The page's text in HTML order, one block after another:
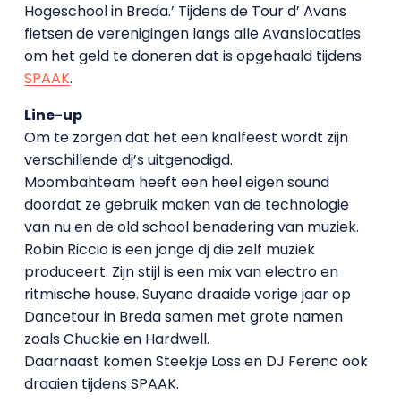
Hogeschool in Breda.’ Tijdens de Tour d’ Avans
fietsen de verenigingen langs alle Avanslocaties
om het geld te doneren dat is opgehaald tijdens
SPAAK.
Line-up
Om te zorgen dat het een knalfeest wordt zijn
verschillende dj’s uitgenodigd.
Moombahteam heeft een heel eigen sound
doordat ze gebruik maken van de technologie
van nu en de old school benadering van muziek.
Robin Riccio is een jonge dj die zelf muziek
produceert. Zijn stijl is een mix van electro en
ritmische house. Suyano draaide vorige jaar op
Dancetour in Breda samen met grote namen
zoals Chuckie en Hardwell.
Daarnaast komen Steekje Löss en DJ Ferenc ook
draaien tijdens SPAAK.